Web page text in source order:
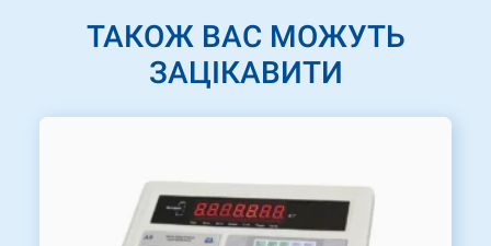
ТАКОЖ ВАС МОЖУТЬ
ЗАЦІКАВИТИ